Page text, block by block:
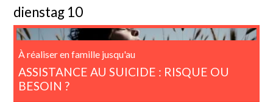
dienstag 10
À réaliser en famille jusqu'au
ASSISTANCE AU SUICIDE : RISQUE OU
BESOIN ?